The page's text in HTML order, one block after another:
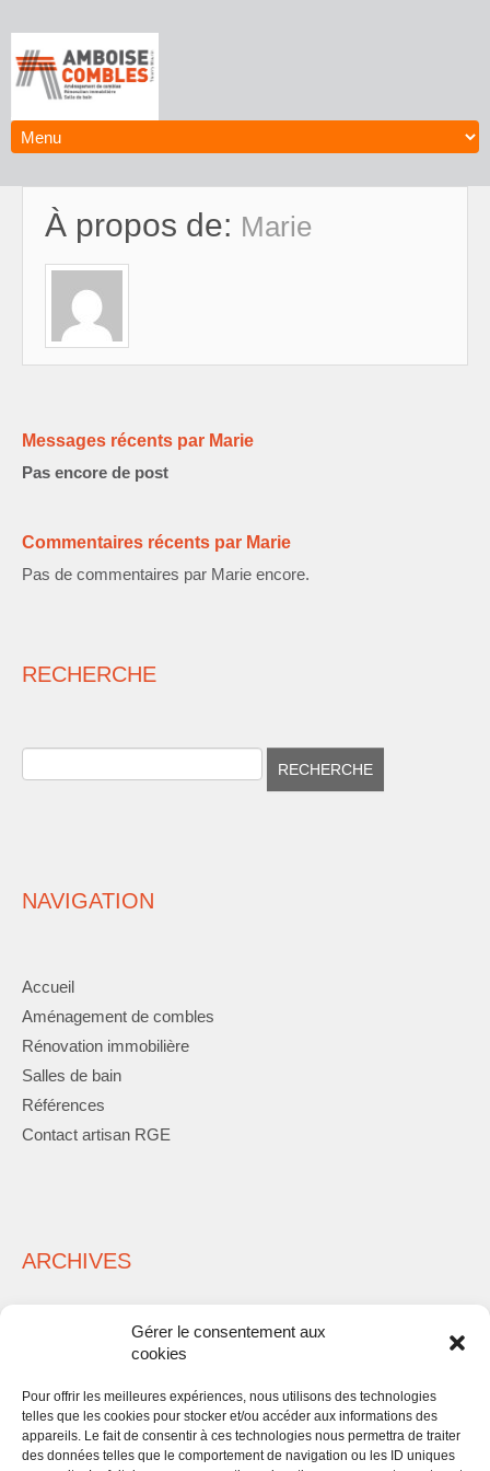
Gérer le consentement aux
cookies
Pour offrir les meilleures expériences, nous utilisons des technologies
telles que les cookies pour stocker et/ou accéder aux informations des
appareils. Le fait de consentir à ces technologies nous permettra de traiter
des données telles que le comportement de navigation ou les ID uniques
À propos de: Marie
Messages récents par Marie
Pas encore de post
Commentaires récents par Marie
Pas de commentaires par Marie encore.
RECHERCHE
NAVIGATION
Accueil
Aménagement de combles
Rénovation immobilière
Salles de bain
Références
Contact artisan RGE
ARCHIVES
META